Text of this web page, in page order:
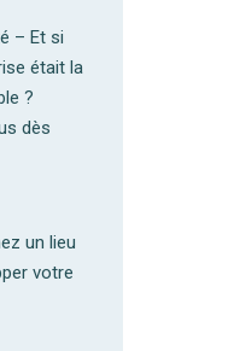
– Et si
était la
?
dès
un lieu
votre